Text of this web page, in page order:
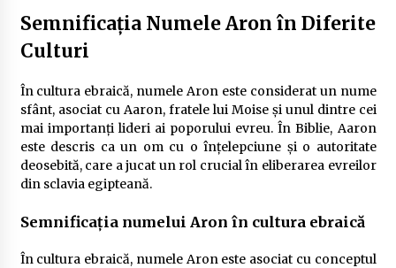
Semnificația Numele Aron în Diferite
Culturi
În cultura ebraică, numele Aron este considerat un nume
sfânt, asociat cu Aaron, fratele lui Moise și unul dintre cei
mai importanți lideri ai poporului evreu. În Biblie, Aaron
este descris ca un om cu o înțelepciune și o autoritate
deosebită, care a jucat un rol crucial în eliberarea evreilor
din sclavia egipteană.
Semnificația numelui Aron în cultura ebraică
În cultura ebraică, numele Aron este asociat cu conceptul